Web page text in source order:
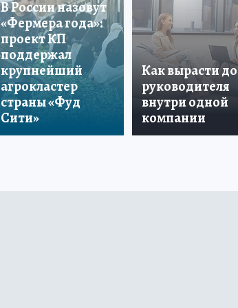
В России назовут
«Фермера года»:
проект КП
поддержал
крупнейший
агрокластер
страны «Фуд
Сити»
Как вырасти до
руководителя
внутри одной
компании